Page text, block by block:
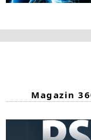
Magazin